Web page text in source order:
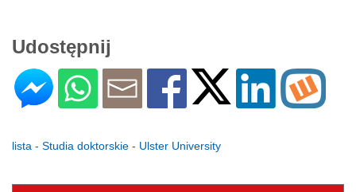
Udostępnij
lista - Studia doktorskie - Ulster University